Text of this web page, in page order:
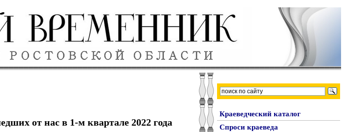
от нас в 1-м квартале 2022 года
Краеведческий каталог
Спроси краеведа